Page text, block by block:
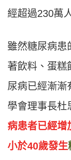
經超過230萬
雖然糖尿病患
著飲料、蛋糕
尿病已經漸漸
學會理事長杜
病患者已經增
小於40歲發生